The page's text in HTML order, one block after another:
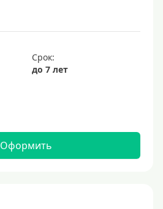
Срок:
до 7 лет
Оформить